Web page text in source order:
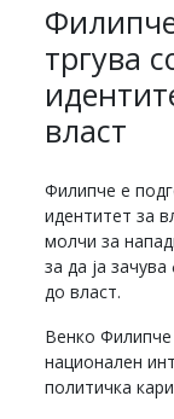
тргува
власт
Филипче е
идентитет за
молчи за
за да ја
до власт.
Венко
национален
политичка